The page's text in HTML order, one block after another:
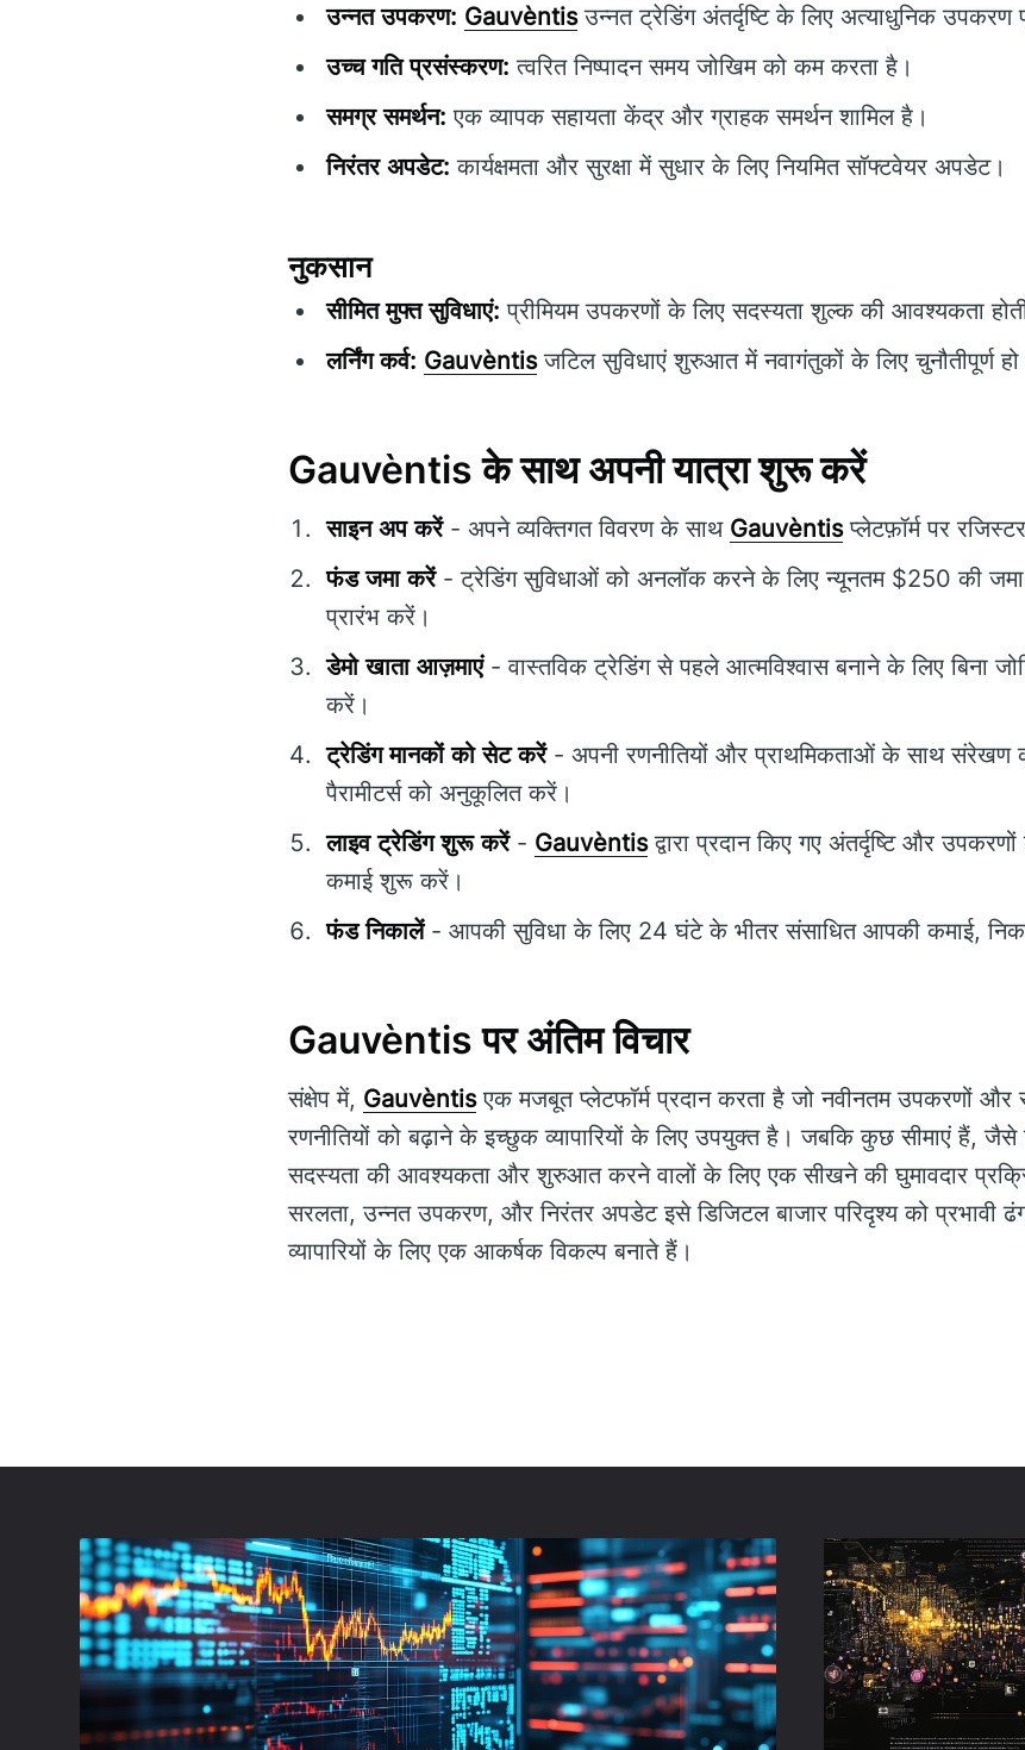
उन्नत उपकरण: Gauvèntisउन्नत ट्रेडिंग अंतर्दृष्टि के लिए अत्याधुनिक उपकरण
उच्च गति प्रसंस्करण: त्वरित निष्पादन समय जोखिम को कम करता है।
समग्र समर्थन: एक व्यापक सहायता केंद्र और ग्राहक समर्थन शामिल है।
निरंतर अपडेट: कार्यक्षमता और सुरक्षा में सुधार के लिए नियमित सॉफ्टवेयर अपडेट।
नुकसान
सीमित मुफ्त सुविधाएं: प्रीमियम उपकरणों के लिए सदस्यता शुल्क की आवश्यकता
लर्निंग कर्व: Gauvèntisजटिल सुविधाएं शुरुआत में नवागंतुकों के लिए चुनौतीपूर्ण
Gauvèntis के साथ अपनी यात्रा शुरू करें
साइन अप करें- अपने व्यक्तिगत विवरण के साथ Gauvèntisप्लेटफ़ॉर्म पर
फंड जमा करें- ट्रेडिंग सुविधाओं को अनलॉक करने के लिए न्यूनतम $250 की जमा
प्रारंभ करें।
डेमो खाता आज़माएं- वास्तविक ट्रेडिंग से पहले आत्मविश्वास बनाने के लिए बिना
करें।
ट्रेडिंग मानकों को सेट करें- अपनी रणनीतियों और प्राथमिकताओं के साथ संरेखण
पैरामीटर्स को अनुकूलित करें।
लाइव ट्रेडिंग शुरू करें- Gauvèntisद्वारा प्रदान किए गए अंतर्दृष्टि और
कमाई शुरू करें।
फंड निकालें- आपकी सुविधा के लिए 24 घंटे के भीतर संसाधित आपकी कमाई,
Gauvèntis पर अंतिम विचार
संक्षेप में, Gauvèntisएक मजबूत प्लेटफॉर्म प्रदान करता है जो नवीनतम उपकरणों और
रणनीतियों को बढ़ाने के इच्छुक व्यापारियों के लिए उपयुक्त है। जबकि कुछ सीमाएं हैं,
सदस्यता की आवश्यकता और शुरुआत करने वालों के लिए एक सीखने की घुमावदार
सरलता, उन्नत उपकरण, और निरंतर अपडेट इसे डिजिटल बाजार परिदृश्य को प्रभावी
व्यापारियों के लिए एक आकर्षक विकल्प बनाते हैं।